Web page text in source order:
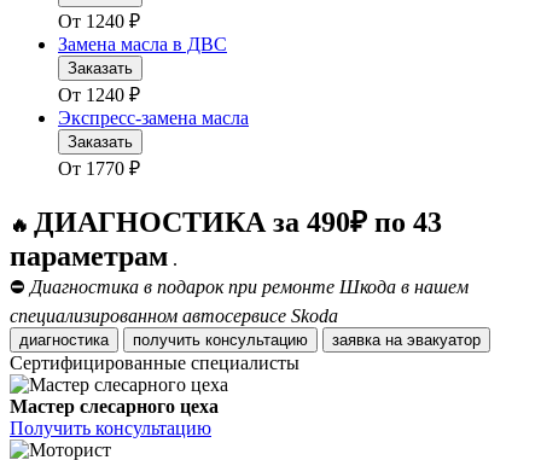
От 1240 ₽
Замена масла в ДВС
Заказать
От 1240 ₽
Экспресс-замена масла
Заказать
От 1770 ₽
🔥 ДИАГНОСТИКА за 490₽ по 43
параметрам .
⛔ Диагностика в подарок при ремонте Шкода в нашем
специализированном автосервисе Skoda
диагностика получить консультацию заявка на эвакуатор
Сертифицированные специалисты
Мастер слесарного цеха
Получить консультацию